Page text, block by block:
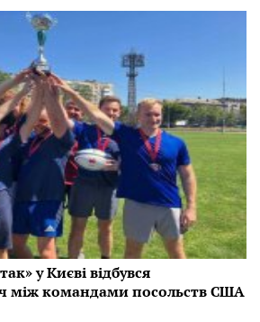
у Києві відбувся
між командами посольств США